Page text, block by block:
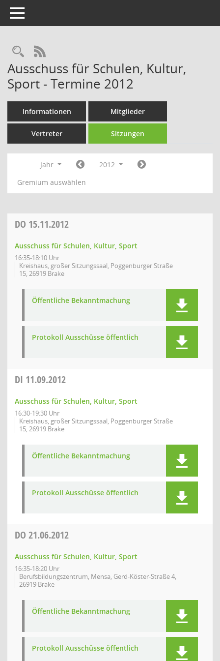
Toggle navigation
Rechercheauswahl
RSS-Feed
Ausschuss für Schulen, Kultur,
Sport - Termine 2012
Informationen Mitglieder
Vertreter Sitzungen
Jahr
2012
Gremium auswählen
DO 15.11.2012
Ausschuss für Schulen, Kultur, Sport
16:35-18:10 Uhr
Kreishaus, großer Sitzungssaal, Poggenburger Straße
15, 26919 Brake
Öffentliche Bekanntmachung
Protokoll Ausschüsse öffentlich
DI 11.09.2012
Ausschuss für Schulen, Kultur, Sport
16:30-19:30 Uhr
Kreishaus, großer Sitzungssaal, Poggenburger Straße
15, 26919 Brake
Öffentliche Bekanntmachung
Protokoll Ausschüsse öffentlich
DO 21.06.2012
Ausschuss für Schulen, Kultur, Sport
16:35-18:20 Uhr
Berufsbildungszentrum, Mensa, Gerd-Köster-Straße 4,
26919 Brake
Öffentliche Bekanntmachung
Protokoll Ausschüsse öffentlich